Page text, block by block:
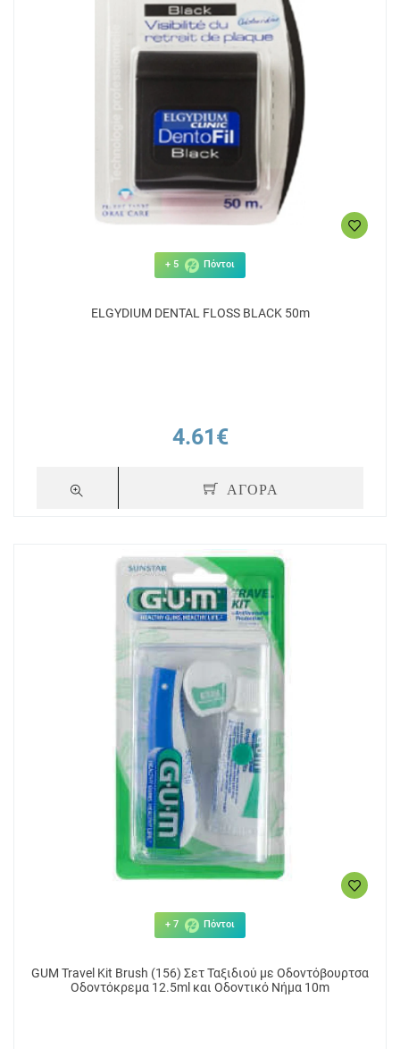
+ 5 Πόντοι
ELGYDIUM DENTAL FLOSS BLACK 50m
4.61€
ΑΓΟΡΑ
+ 7 Πόντοι
GUM Travel Kit Brush (156) Σετ Ταξιδιού με Οδοντόβουρτσα
Οδοντόκρεμα 12.5ml και Οδοντικό Νήμα 10m